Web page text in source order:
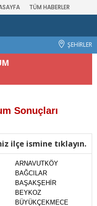
TÜM HABERLER
ŞEHİRLER
Sonuçları
ilçe ismine tıklayın.
ARNAVUTKÖY
BAĞCILAR
BAŞAKŞEHİR
BEYKOZ
BÜYÜKÇEKMECE